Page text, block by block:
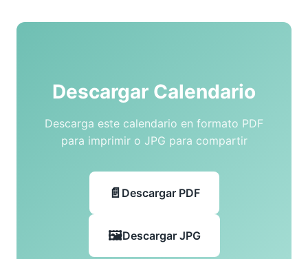
Descargar Calendario
Descarga este calendario en formato PDF
para imprimir o JPG para compartir
Descargar PDF
Descargar JPG